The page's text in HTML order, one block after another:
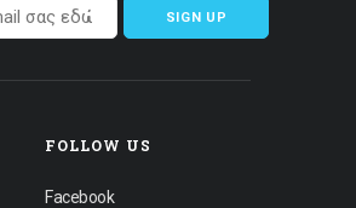
SIGN UP
FOLLOW US
Facebook